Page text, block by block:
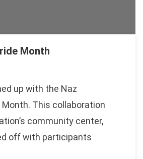
Month
up with the Naz
This collaboration
community center,
off with participants